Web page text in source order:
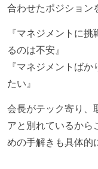
合わせたポジション
『マネジメントに
るのは不安』
『マネジメントば
たい』
会長がテック寄り、
アと別れているから
めの手解きも具体的